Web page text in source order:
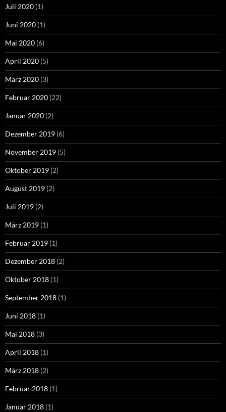
Juli 2020 (1)
Juni 2020 (1)
Mai 2020 (6)
April 2020 (5)
März 2020 (3)
Februar 2020 (22)
Januar 2020 (2)
Dezember 2019 (6)
November 2019 (5)
Oktober 2019 (2)
August 2019 (2)
Juli 2019 (2)
März 2019 (1)
Februar 2019 (1)
Dezember 2018 (2)
Oktober 2018 (1)
September 2018 (1)
Juni 2018 (1)
Mai 2018 (3)
April 2018 (1)
März 2018 (2)
Februar 2018 (1)
Januar 2018 (1)